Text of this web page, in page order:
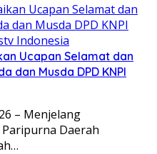
Ucapan Selamat dan
dan Musda DPD KNPI
– Menjelang
Daerah